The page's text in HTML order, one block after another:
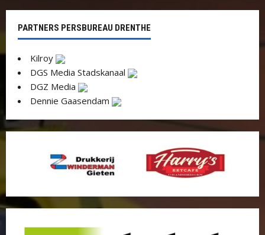
PARTNERS PERSBUREAU DRENTHE
Kilroy
DGS Media Stadskanaal
DGZ Media
Dennie Gaasendam